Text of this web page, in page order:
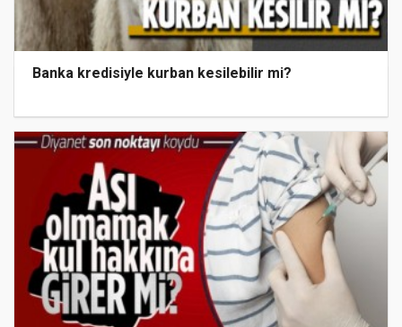
Banka kredisiyle kurban kesilebilir mi?